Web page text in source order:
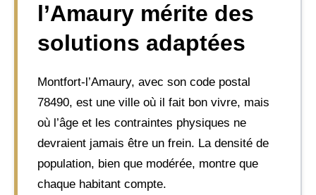
l’Amaury mérite des
solutions adaptées
Montfort-l’Amaury, avec son code postal
78490, est une ville où il fait bon vivre, mais
où l’âge et les contraintes physiques ne
devraient jamais être un frein. La densité de
population, bien que modérée, montre que
chaque habitant compte.